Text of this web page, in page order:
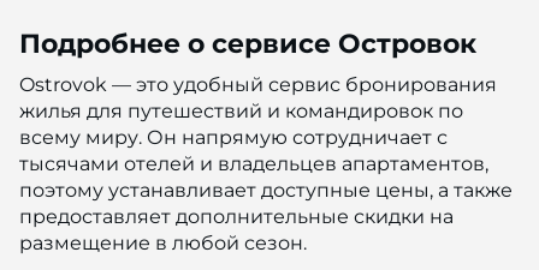
Подробнее о сервисе Островок
Ostrovok — это удобный сервис бронирования
жилья для путешествий и командировок по
всему миру. Он напрямую сотрудничает с
тысячами отелей и владельцев апартаментов,
поэтому устанавливает доступные цены, а также
предоставляет дополнительные скидки на
размещение в любой сезон.